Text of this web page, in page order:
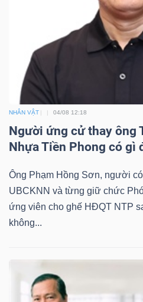
NHÂN VẬT 04/08 12:18
Người ứng cử thay ông
Nhựa Tiền Phong có gì
Ông Phạm Hồng Sơn, người
UBCKNN và từng giữ chức
ứng viên cho ghế HĐQT NTP
không...